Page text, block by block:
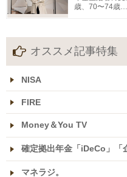
歳、70〜74歳
オススメ記事特集
NISA
FIRE
Money＆You TV
確定拠出年金「iDeCo」「
マネラジ。